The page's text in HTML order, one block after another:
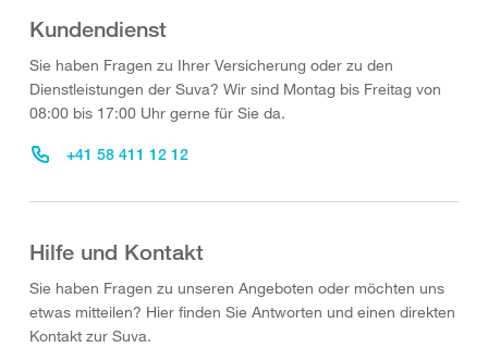
Kundendienst
Sie haben Fragen zu Ihrer Versicherung oder zu den
Dienstleistungen der Suva? Wir sind Montag bis Freitag von
08:00 bis 17:00 Uhr gerne für Sie da.
+41 58 411 12 12
Hilfe und Kontakt
Sie haben Fragen zu unseren Angeboten oder möchten uns
etwas mitteilen? Hier finden Sie Antworten und einen direkten
Kontakt zur Suva.